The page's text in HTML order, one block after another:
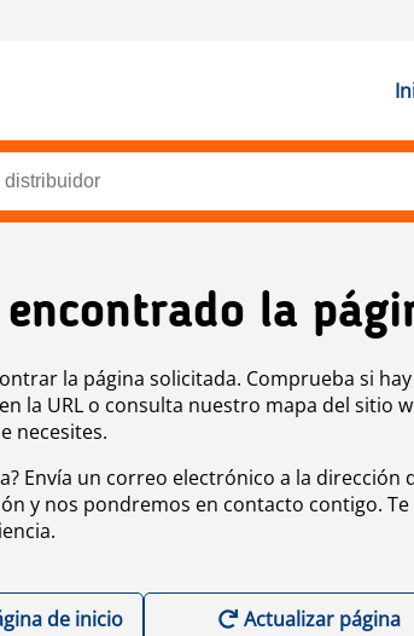
encontrado la
la página solicitada. Comprueba si hay
la URL o consulta nuestro mapa del sitio
necesites.
Envía un correo electrónico a la dirección
y nos pondremos en contacto contigo. Te
de inicio Actualizar página